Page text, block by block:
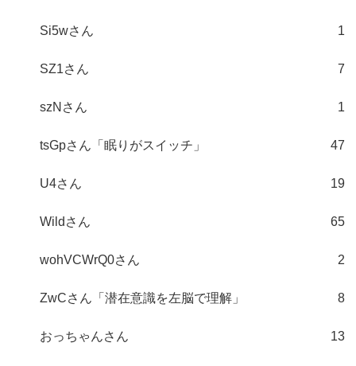
Si5wさん 1
SZ1さん 7
szNさん 1
tsGpさん「眠りがスイッチ」 47
U4さん 19
Wildさん 65
wohVCWrQ0さん 2
ZwCさん「潜在意識を左脳で理解」 8
おっちゃんさん 13